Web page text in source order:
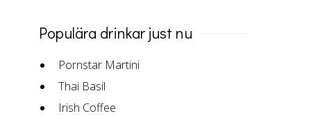
Populära drinkar just nu
Pornstar Martini
Thai Basil
Irish Coffee